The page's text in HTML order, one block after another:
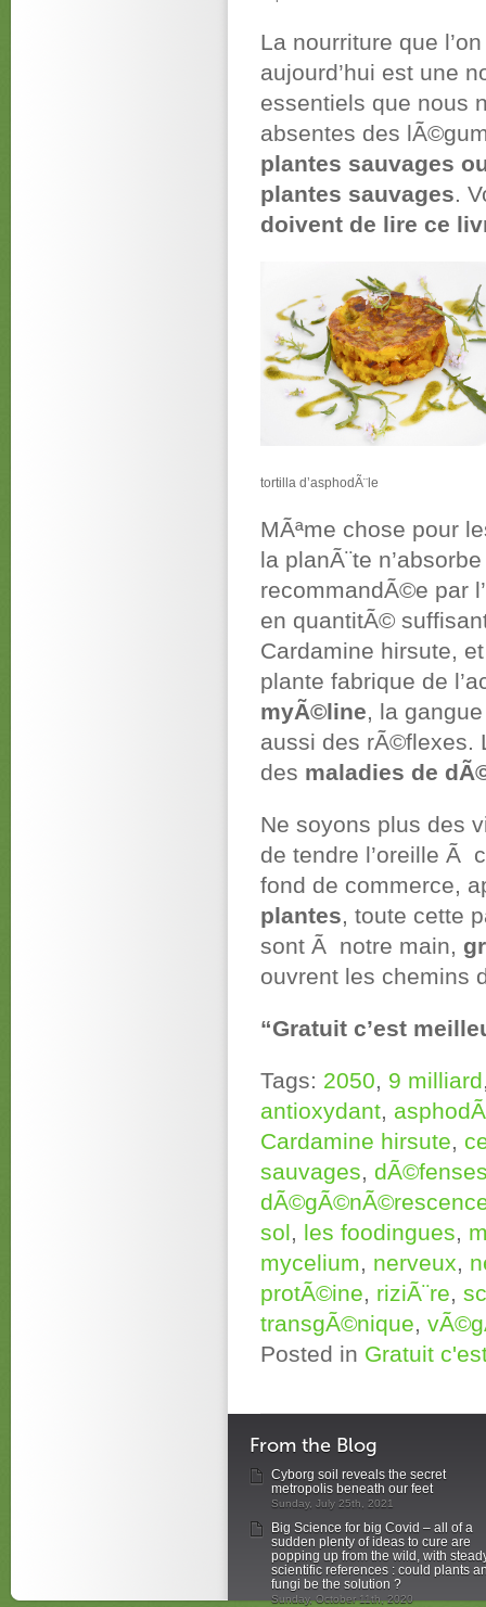
La nourriture que
aujourd’hui est une
essentiels que nous
absentes des
plantes sauvages
plantes sauvages.
doivent de lire ce
tortilla d’asphodÃ¨le
MÃªme chose pour
la planÃ¨te
recommandÃ©e par
en quantitÃ©
Cardamine hirsute,
plante fabrique de
myÃ©line, la
aussi des rÃ©flexes.
des maladies de
Ne soyons plus des
de tendre l’oreille Ã
fond de commerce,
plantes, toute cette
sont Ã notre main,
ouvrent les chemins
“Gratuit c’est
Tags: 2050, 9 milliard
antioxydant,
Cardamine hirsute,
sauvages,
sol, les foodingues,
mycelium, nerveux,
protÃ©ine, riziÃ¨re,
transgÃ©nique,
Posted in Gratuit
From the Blog
Cyborg soil reveals the secret
metropolis beneath our feet
Sunday, July 25th, 2021
Big Science for big Covid – all of a
sudden plenty of ideas to cure are
popping up from the wild, with
scientific references : could plants
fungi be the solution ?
Sunday, October 11th, 2020